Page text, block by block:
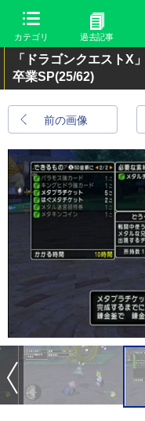
カテゴリ 過去記事
「ドラゴンクエストX
卒業SP(25/62)
前の画像